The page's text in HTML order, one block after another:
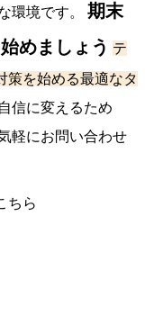
環境です。 期末
めましょう テ
策を始める最適なタ
信に変えるため
軽にお問い合わせ
ちら